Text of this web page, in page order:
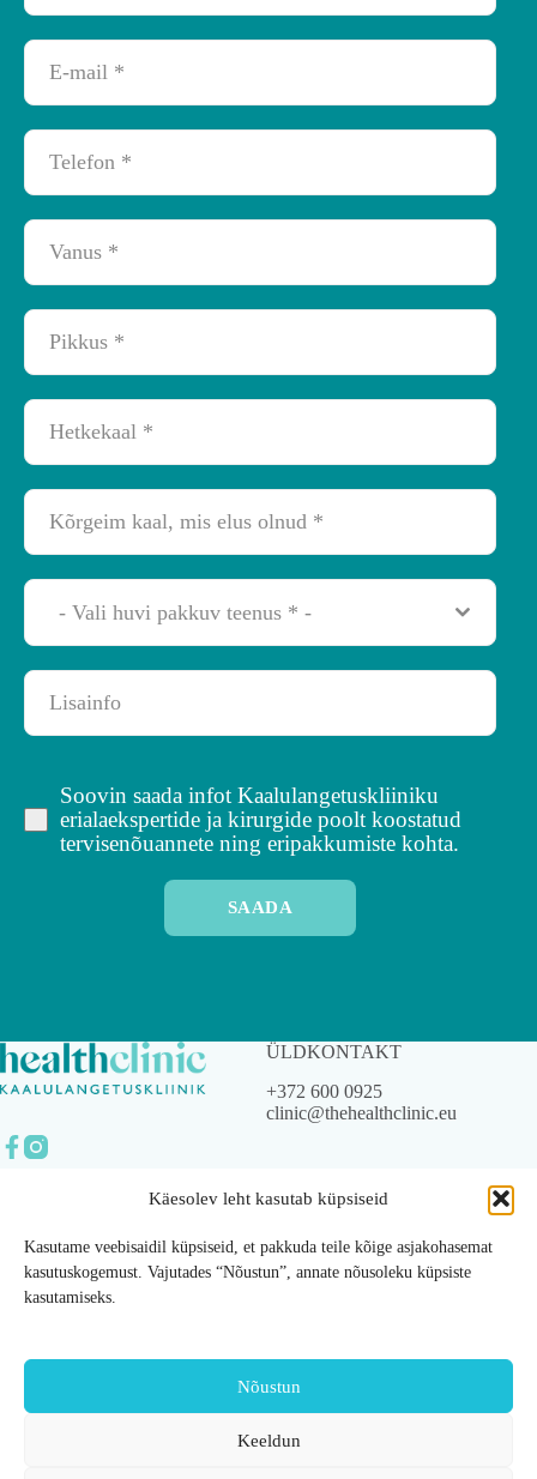
Käesolev leht kasutab küpsiseid
Kasutame veebisaidil küpsiseid, et pakkuda teile kõige asjakohasemat
kasutuskogemust. Vajutades “Nõustun”, annate nõusoleku küpsiste
kasutamiseks.
Nõustun
Keeldun
- Vali huvi pakkuv teenus * -
Soovin saada infot Kaalulangetuskliiniku
erialaekspertide ja kirurgide poolt koostatud
tervisenõuannete ning eripakkumiste kohta.
SAADA
OÜ.
ÜLDKONTAKT
+372 600 0925
clinic@thehealthclinic.eu
Ettevõttest
Teenused